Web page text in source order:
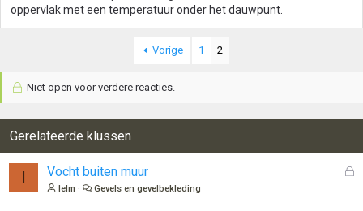
oppervlak met een temperatuur onder het dauwpunt.
Vorige 1 2
Niet open voor verdere reacties.
Gerelateerde klussen
I
G
Vocht buiten muur
Ielm Gevels en gevelbekleding